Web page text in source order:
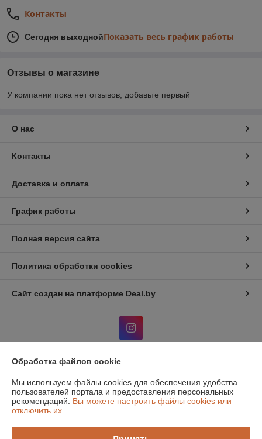
Контакты
Сегодня выходнойПоказать весь график работы
Отзывы о магазине
У компании пока нет отзывов, добавьте первый
О нас
Контакты
Доставка и оплата
График работы
Полная версия сайта
Политика обработки cookies
Сайт создан на платформе Deal.by
Юридическое лицо:Общество с дополнительной отвественностью
"Атон классик"
220131, г. Минск, 1й Измайловский пер, 51, ком.1
Регистрационный номер ЕГР: 190516319
Обработка файлов cookie
Мы используем файлы cookies для обеспечения удобства
пользователей портала и предоставления персональных
рекомендаций. Вы можете настроить файлы cookies или
отключить их.